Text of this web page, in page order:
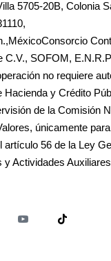
5705-20B, Colonia
C.V., SOFOM,
no requiere
Hacienda y Crédito
de la Comisión
únicamente
artículo 56 de la Ley
y Actividades